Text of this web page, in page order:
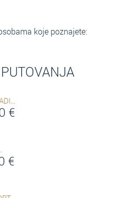
koje poznajete:
€
€